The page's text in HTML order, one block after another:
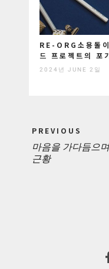
RE-ORG소용돌
드 프로젝트의 포
2024년 JUNE 2일
navigation
PREVIOUS
PREVIOUS
마음을 가다듬으
근황